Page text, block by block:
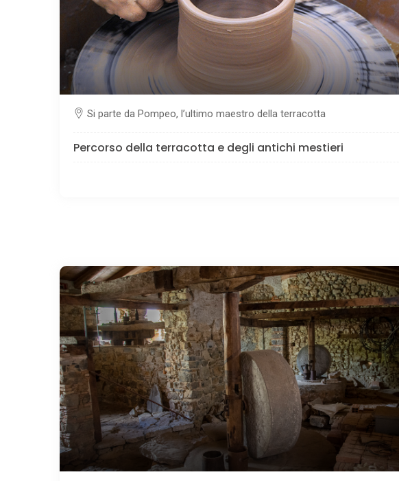
Si parte da Pompeo, l’ultimo maestro della terracotta
Percorso della terracotta e degli antichi mestieri